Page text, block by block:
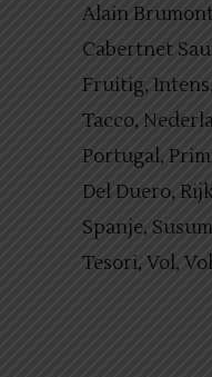
Alain Brumont
Cabertnet
Fruitig Intens
Tacco
Portugal
Del Duero
Spanje
Tesori Vol